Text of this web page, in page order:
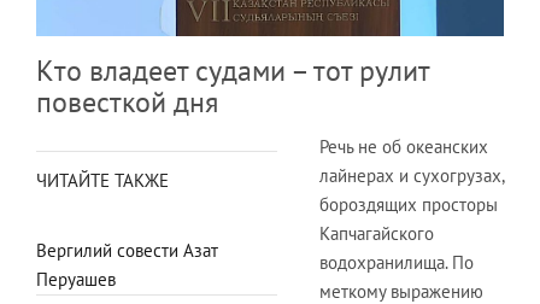
Кто владеет судами – тот рулит
повесткой дня
ЧИТАЙТЕ ТАКЖЕ
Вергилий совести Азат
Перуашев
Речь не об океанских
лайнерах и сухогрузах,
бороздящих просторы
Капчагайского
водохранилища. По
меткому выражению